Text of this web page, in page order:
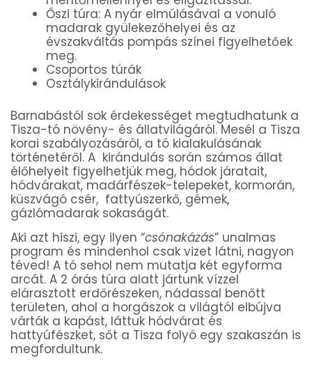
Őszi túra: A nyár elmúlásával a vonuló
madarak gyülekezőhelyei és az
évszakváltás pompás színei figyelhetőek
meg.
Csoportos túrák
Osztálykirándulások
Barnabástól sok érdekességet megtudhatunk a
Tisza-tó növény- és állatvilágáról. Mesél a Tisza
korai szabályozásáról, a tó kialakulásának
történetéről. A kirándulás során számos állat
élőhelyeit figyelhetjük meg, hódok járatait,
hódvárakat, madárfészek-telepeket, kormorán,
küszvágó csér, fattyúszerkő, gémek,
gázlómadarak sokaságát.
Aki azt hiszi, egy ilyen “csónakázás” unalmas
program és mindenhol csak vizet látni, nagyon
téved! A tó sehol nem mutatja két egyforma
arcát. A 2 órás túra alatt jártunk vízzel
elárasztott erdőrészeken, nádassal benőtt
területen, ahol a horgászok a világtól elbújva
várták a kapást, láttuk hódvárat és
hattyúfészket, sőt a Tisza folyó egy szakaszán is
megfordultunk.